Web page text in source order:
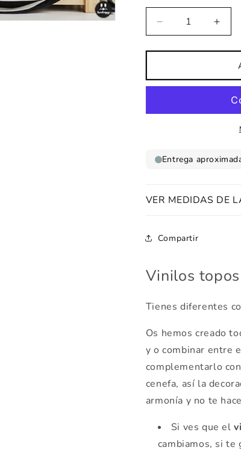
Reducir
cantidad
para
topos
para
VER MEDIDAS DE
Compartir
Vinilos topos
Tienes diferentes
Os hemos creado
y o combinar entre
complementarlo
cenefa, así la
armonía y no te
Si ves que el
cambiamos, si te